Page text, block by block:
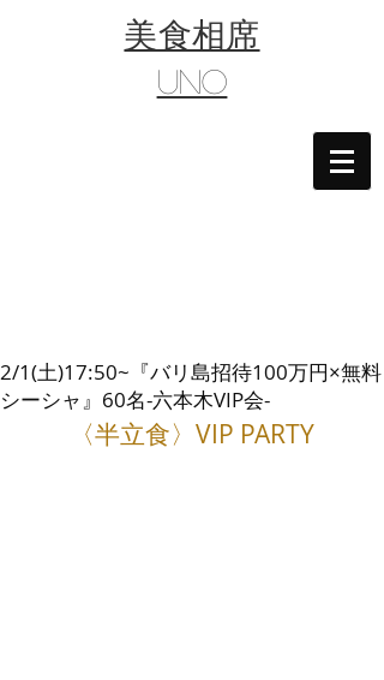
​美食相席
UNO
2/1(土)17:50~『バリ島招待100万円×無料
シーシャ』60名-六本木VIP会-
〈半立食〉VIP PARTY